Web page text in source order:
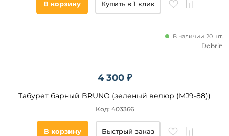
В корзину Купить в 1 клик
4 300 ₽
Табурет барный BRUNO (зеленый велюр (MJ9-88))
В наличии 20 шт.
Код: 403366
Dobrin
В корзину Быстрый заказ